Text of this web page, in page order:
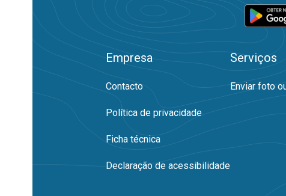
Empresa
Contacto
Política de privacidade
Ficha técnica
Declaração de acessibilidade
Serviços
Enviar foto